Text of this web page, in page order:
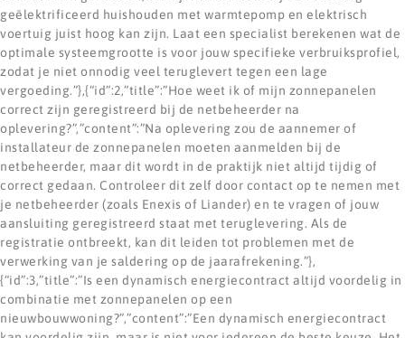
geëlektrificeerd huishouden met warmtepomp en elektrisch
voertuig juist hoog kan zijn. Laat een specialist berekenen wat de
optimale systeemgrootte is voor jouw specifieke verbruiksprofiel,
zodat je niet onnodig veel teruglevert tegen een lage
vergoeding.”},{“id”:2,”title”:”Hoe weet ik of mijn zonnepanelen
correct zijn geregistreerd bij de netbeheerder na
oplevering?”,”content”:”Na oplevering zou de aannemer of
installateur de zonnepanelen moeten aanmelden bij de
netbeheerder, maar dit wordt in de praktijk niet altijd tijdig of
correct gedaan. Controleer dit zelf door contact op te nemen met
je netbeheerder (zoals Enexis of Liander) en te vragen of jouw
aansluiting geregistreerd staat met teruglevering. Als de
registratie ontbreekt, kan dit leiden tot problemen met de
verwerking van je saldering op de jaarafrekening.”},
{“id”:3,”title”:”Is een dynamisch energiecontract altijd voordelig in
combinatie met zonnepanelen op een
nieuwbouwwoning?”,”content”:”Een dynamisch energiecontract